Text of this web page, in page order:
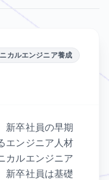
カルエンジニア養成
新卒社員の早期
エンジニア人材
カルエンジニア
新卒社員は基礎